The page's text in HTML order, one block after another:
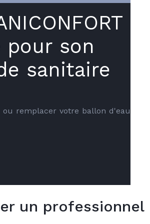
pour son
sanitaire
ou remplacer votre ballon d'eau
un professionnel